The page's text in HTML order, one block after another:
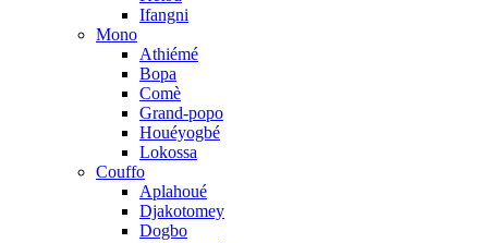
Ifangni
Mono
Athiémé
Bopa
Comè
Grand-popo
Houéyogbé
Lokossa
Couffo
Aplahoué
Djakotomey
Dogbo